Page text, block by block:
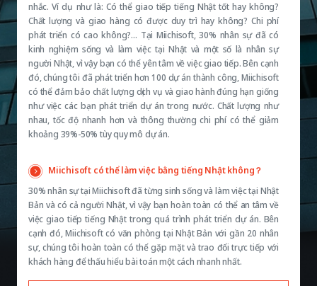
nhắc. Ví dụ như là: Có thể giao tiếp tiếng Nhật tốt hay không?
Chất lượng và giao hàng có được duy trì hay không? Chi phí
phát triển có cao không?… Tại Miichisoft, 30% nhân sự đã có
kinh nghiệm sống và làm việc tại Nhật và một số là nhân sự
người Nhật, vì vậy bạn có thể yên tâm về việc giao tiếp. Bên cạnh
đó, chúng tôi đã phát triển hơn 100 dự án thành công, Miichisoft
có thể đảm bảo chất lượng dịch vụ và giao hành đúng hạn giống
như việc các bạn phát triển dự án trong nước. Chất lượng như
nhau, tốc độ nhanh hơn và thông thường chi phí có thể giảm
khoảng 39%-50% tùy quy mô dự án.
Miichisoft có thể làm việc bằng tiếng Nhật không？
30% nhân sự tại Miichisoft đã từng sinh sống và làm việc tại Nhật
Bản và có cả người Nhật, vì vậy bạn hoàn toàn có thể an tâm về
việc giao tiếp tiếng Nhật trong quá trình phát triển dự án. Bên
cạnh đó, Miichisoft có văn phòng tại Nhật Bản với gần 20 nhân
sự, chúng tôi hoàn toàn có thể gặp mặt và trao đổi trực tiếp với
khách hàng để thấu hiểu bài toán một cách nhanh nhất.